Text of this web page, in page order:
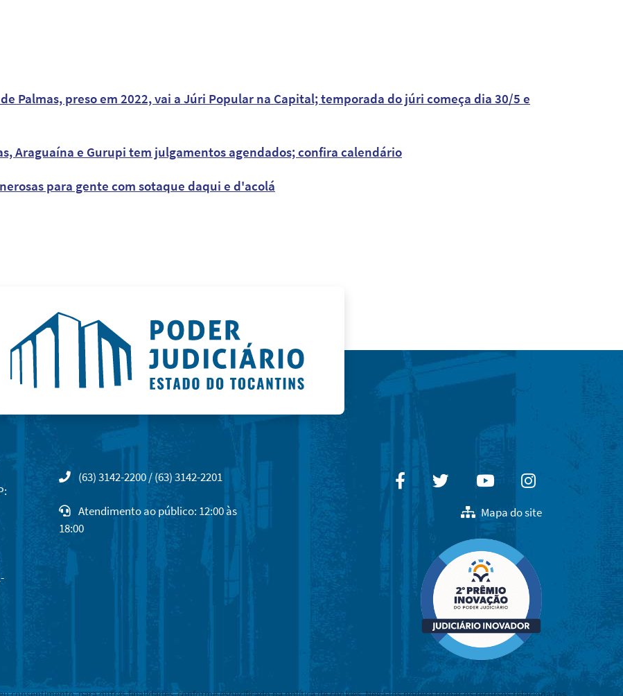
Palmas, preso em 2022, vai a Júri Popular na Capital; temporada do júri começa dia 30/5 e
Araguaína e Gurupi tem julgamentos agendados; confira calendário
para gente com sotaque daqui e d'acolá
(63) 3142-2200 / (63) 3142-2201
Atendimento ao público: 12:00 às
18:00
FacebookTwitterYoutubeInstagram
Mapa do site